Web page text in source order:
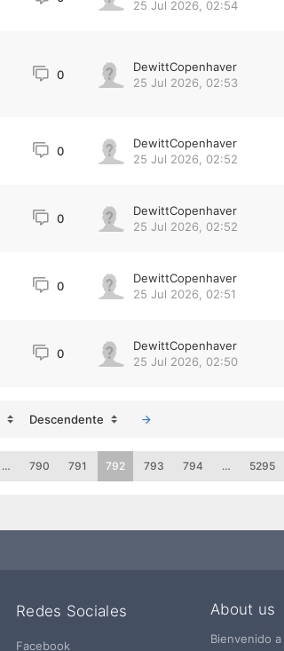
25 Jul 2026, 02:54
0
DewittCopenhaver
25 Jul 2026, 02:53
0
DewittCopenhaver
25 Jul 2026, 02:52
0
DewittCopenhaver
25 Jul 2026, 02:52
0
DewittCopenhaver
25 Jul 2026, 02:51
0
DewittCopenhaver
25 Jul 2026, 02:50
Descendente
… 790 791 792 793 794 … 5295
Redes Sociales
Facebook
About us
Bienvenido a